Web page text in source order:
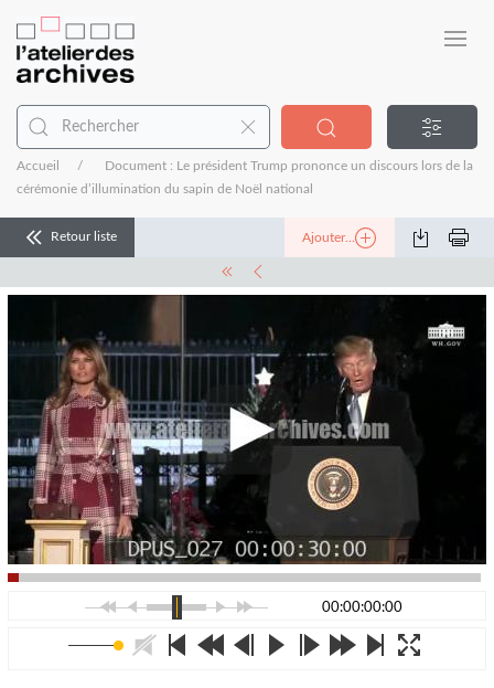
Accueil
Document : Le président Trump prononce un discours lors de la
cérémonie d’illumination du sapin de Noël national
Retour liste Ajouter...
00:00:00:00